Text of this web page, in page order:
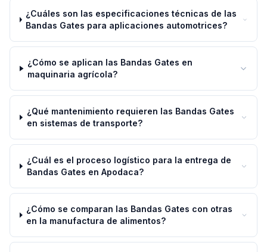
¿Cuáles son las especificaciones técnicas de las
Bandas Gates para aplicaciones automotrices?
¿Cómo se aplican las Bandas Gates en
maquinaria agrícola?
¿Qué mantenimiento requieren las Bandas Gates
en sistemas de transporte?
¿Cuál es el proceso logístico para la entrega de
Bandas Gates en Apodaca?
¿Cómo se comparan las Bandas Gates con otras
en la manufactura de alimentos?